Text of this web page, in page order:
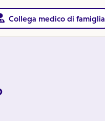
Collega medico di famiglia